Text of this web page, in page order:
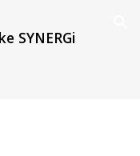
SYNERGi